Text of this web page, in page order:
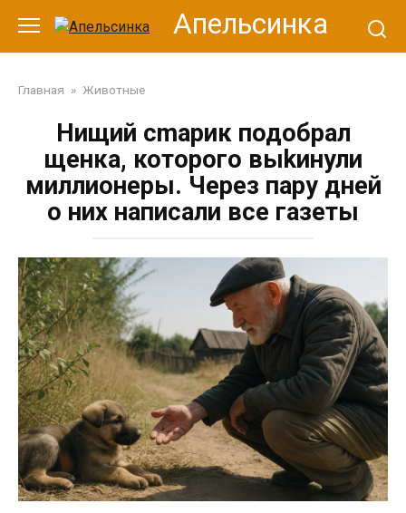
контенту
Апельсинка
Главная » Животные
Нищий сmарик подобрал
щенка, которого выkинули
миллионеры. Через пару дней
о них написали все газеты